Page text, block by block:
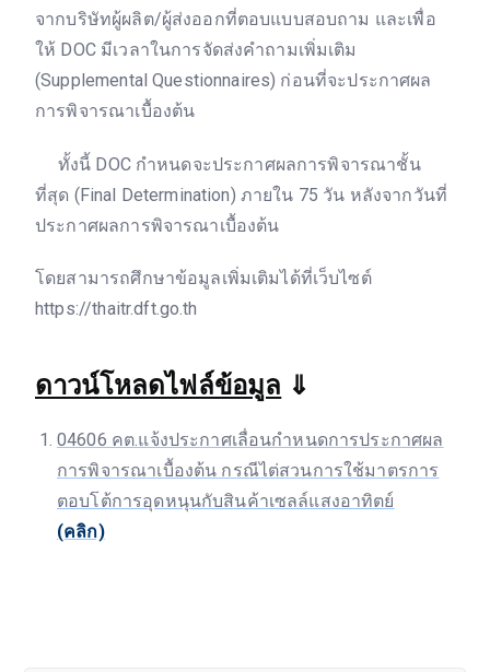
จากบริษัทผู้ผลิต/ผู้ส่งออกที่ตอบแบบสอบถาม และเพื่อ
ให้ DOC มีเวลาในการจัดส่งคำถามเพิ่มเติม
(Supplemental Questionnaires) ก่อนที่จะประกาศผล
การพิจารณาเบื้องต้น
ทั้งนี้ DOC กำหนดจะประกาศผลการพิจารณาชั้น
ที่สุด (Final Determination) ภายใน 75 วัน หลังจากวันที่
ประกาศผลการพิจารณาเบื้องต้น
โดยสามารถศึกษาข้อมูลเพิ่มเติมได้ที่เว็บไซต์
https://thaitr.dft.go.th
ดาวน์โหลดไฟล์ข้อมูล ⇓
04606 คต.แจ้งประกาศเลื่อนกำหนดการประกาศผล
การพิจารณาเบื้องต้น กรณีไต่สวนการใช้มาตรการ
ตอบโต้การอุดหนุนกับสินค้าเซลล์แสงอาทิตย์
(คลิก)